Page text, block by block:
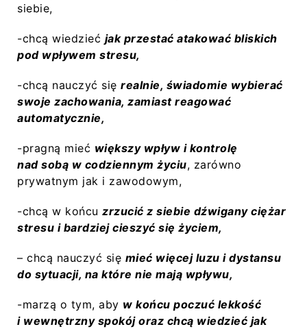
siebie,
-chcą wiedzieć jak przestać atakować bliskich
pod wpływem stresu,
-chcą nauczyć się realnie, świadomie wybierać
swoje zachowania, zamiast reagować
automatycznie,
-pragną mieć większy wpływ i kontrolę
nad sobą w codziennym życiu, zarówno
prywatnym jak i zawodowym,
-chcą w końcu zrzucić z siebie dźwigany ciężar
stresu i bardziej cieszyć się życiem,
– chcą nauczyć się mieć więcej luzu i dystansu
do sytuacji, na które nie mają wpływu,
-marzą o tym, aby w końcu poczuć lekkość
i wewnętrzny spokój oraz chcą wiedzieć jak